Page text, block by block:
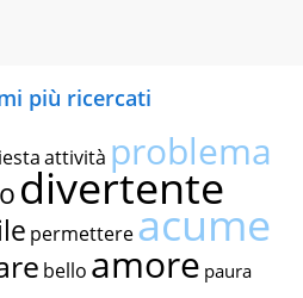
più ricercati
attività problema
divertente
permettereacume
bello amore paura